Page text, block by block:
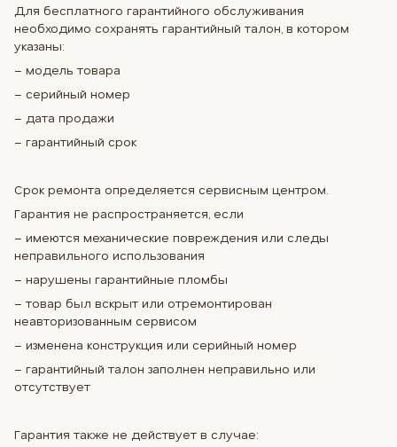
Для бесплатного гарантийного обслуживания
необходимо сохранять гарантийный талон, в котором
указаны:
– модель товара
– серийный номер
– дата продажи
– гарантийный срок
Срок ремонта определяется сервисным центром.
Гарантия не распространяется, если
– имеются механические повреждения или следы
неправильного использования
– нарушены гарантийные пломбы
– товар был вскрыт или отремонтирован
неавторизованным сервисом
– изменена конструкция или серийный номер
– гарантийный талон заполнен неправильно или
отсутствует
Гарантия также не действует в случае: